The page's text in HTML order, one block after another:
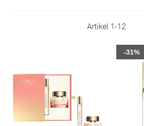
Artikel 1-12
-31%